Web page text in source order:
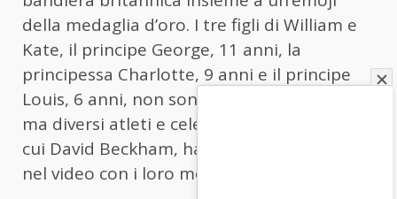
della medaglia d’oro. I tre figli di William e
Kate, il principe George, 11 anni, la
principessa Charlotte, 9 anni e il principe
Louis, 6 anni, non sono apparsi nel video,
ma diversi atleti e celebrità britannici, tra
cui David Beckham, hanno seguito i reali
nel video con i loro messaggi di supporto.